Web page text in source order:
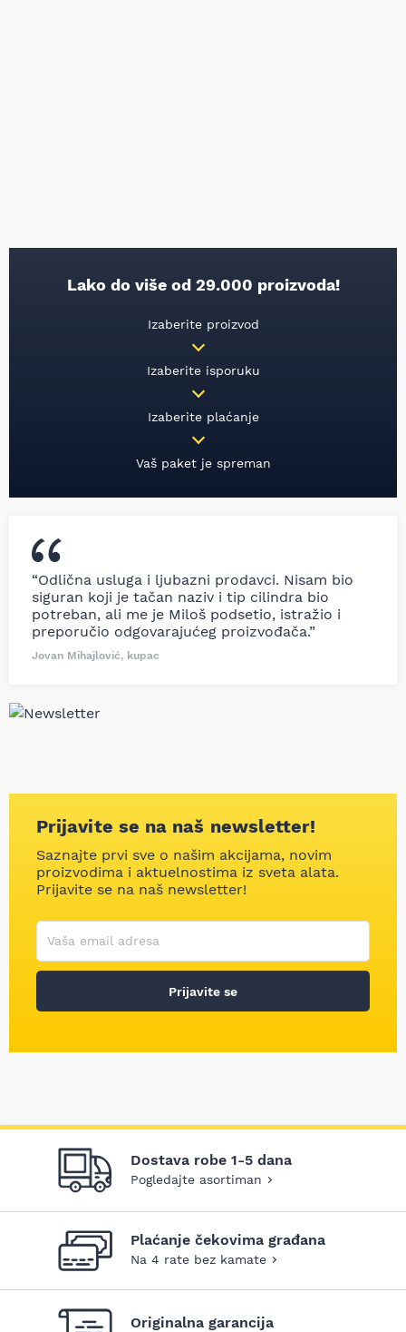
Lako do više od 29.000 proizvoda!
Izaberite proizvod
Izaberite isporuku
Izaberite plaćanje
Vaš paket je spreman
“Odlična usluga i ljubazni prodavci. Nisam bio
siguran koji je tačan naziv i tip cilindra bio
potreban, ali me je Miloš podsetio, istražio i
preporučio odgovarajućeg proizvođača.”
Jovan Mihajlović, kupac
Prijavite se na naš newsletter!
Saznajte prvi sve o našim akcijama, novim
proizvodima i aktuelnostima iz sveta alata.
Prijavite se na naš newsletter!
Korisničko ime
Vaša email adresa
Prijavite se
Dostava robe 1-5 dana
Pogledajte asortiman
Plaćanje čekovima građana
Na 4 rate bez kamate
Originalna garancija